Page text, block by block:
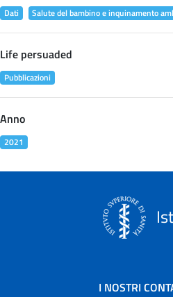
Dati Salute del bambino e inquinamento
Life persuaded
Pubblicazioni
Anno
2021
I NOSTRI